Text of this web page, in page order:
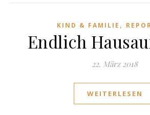
KIND & FAMILIE ,
Endlich
22. März 2018
WEITERLESEN